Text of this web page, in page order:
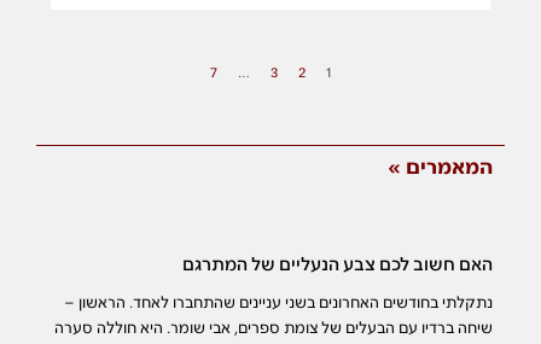
1
2
3
…
7
המאמרים »
האם חשוב לכם צבע הנעליים של המתרגם
נתקלתי בחודשים האחרונים בשני עניינים שהתחברו לאחד. הראשון –
שיחה ברדיו עם הבעלים של צומת ספרים, אבי שומר. היא חוללה סערה